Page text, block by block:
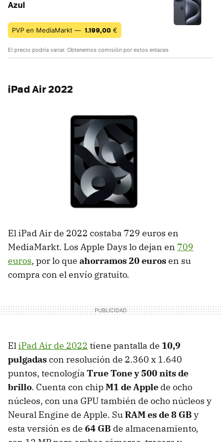
Azul
PVP en MediaMarkt — 1.199,00 €
El precio podría variar. Obtenemos comisión por estos enlaces
iPad Air 2022
El iPad Air de 2022 costaba 729 euros en
MediaMarkt. Los Apple Days lo dejan en 709
euros, por lo que ahorramos 20 eurosen su
compra con el envío gratuito.
EliPad Air de 2022 tiene pantalla de 10,9
pulgadascon resolución de 2.360 x 1.640
puntos, tecnología True Tone y 500 nits de
brillo. Cuenta con chipM1 de Apple de ocho
núcleos, con una GPU también de ocho núcleos y
Neural Engine de Apple. SuRAM es de 8 GB y
esta versión es de 64 GB de almacenamiento,